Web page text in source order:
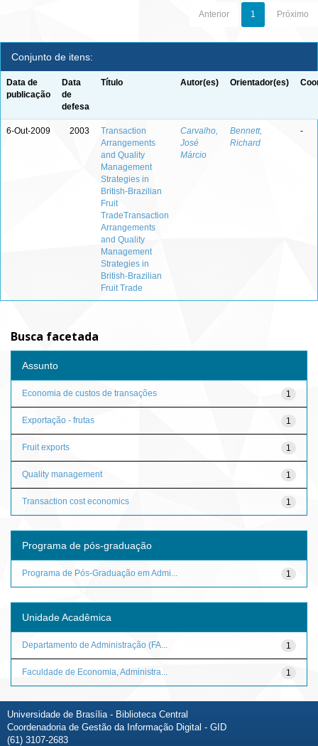
Anterior 1 Próximo
Conjunto de itens:
Data de
publicação
Data
de
defesa
Título Autor(es) Orientador(es)
6-Out-2009 2003
Transaction
Arrangements
and Quality
Management
Strategies in
British-Brazilian
Fruit
TradeTransaction
Arrangements
and Quality
Management
Strategies in
British-Brazilian
Fruit Trade
Carvalho,
José
Márcio
Bennett,
Richard
-
Busca facetada
Assunto
1
Economia de custos de transações
1
Exportação - frutas
1
Fruit exports
1
Quality management
1
Transaction cost economics
Programa de pós-graduação
1
Programa de Pós-Graduação em Admi...
Unidade Acadêmica
1
Departamento de Administração (FA...
1
Faculdade de Economia, Administra...
Universidade de Brasília - Biblioteca Central
Coordenadoria de Gestão da Informação Digital - GID
(61) 3107-2683